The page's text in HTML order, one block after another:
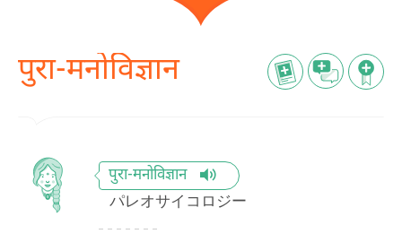
पुरा-मनोविज्ञान
पुरा-मनोविज्ञान
パレオサイコロジー